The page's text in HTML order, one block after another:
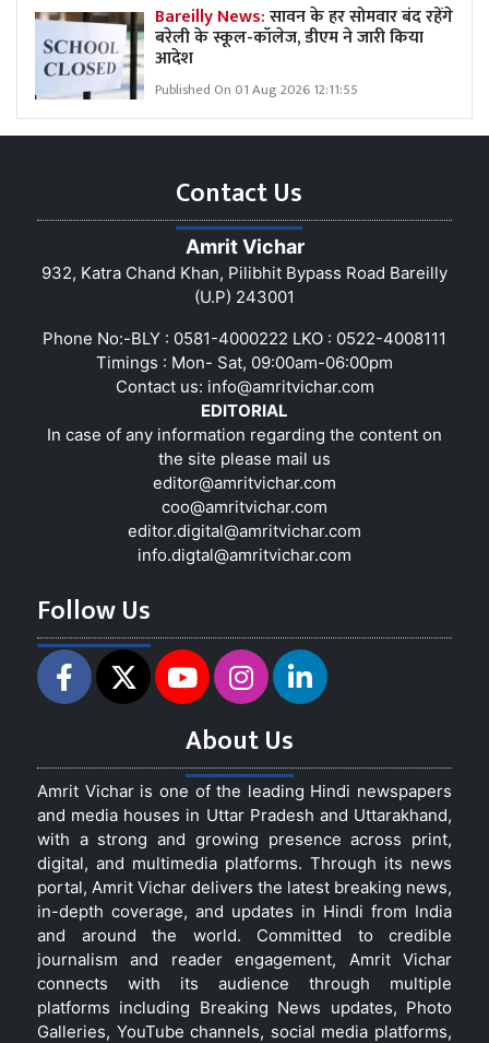
Bareilly News:सावन के हर सोमवार बंद रहेंगे
बरेली के स्कूल-कॉलेज, डीएम ने जारी किया
आदेश
Published On 01 Aug 2026 12:11:55
Contact Us
Amrit Vichar
932, Katra Chand Khan, Pilibhit Bypass Road Bareilly
(U.P) 243001
Phone No:-BLY : 0581-4000222 LKO : 0522-4008111
Timings : Mon- Sat, 09:00am-06:00pm
Contact us: info@amritvichar.com
EDITORIAL
In case of any information regarding the content on
the site please mail us
editor@amritvichar.com
coo@amritvichar.com
editor.digital@amritvichar.com
info.digtal@amritvichar.com
Follow Us
About Us
Amrit Vichar is one of the leading Hindi newspapers
and media houses in Uttar Pradesh and Uttarakhand,
with a strong and growing presence across print,
digital, and multimedia platforms. Through its news
portal, Amrit Vichar delivers the latest breaking news,
in-depth coverage, and updates in Hindi from India
and around the world. Committed to credible
journalism and reader engagement, Amrit Vichar
connects with its audience through multiple
platforms including Breaking News updates, Photo
Galleries, YouTube channels, social media platforms,